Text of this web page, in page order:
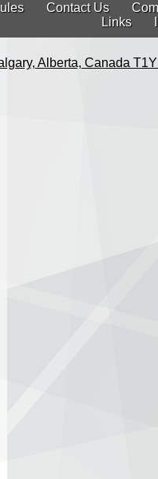
Contact Us
Links
Alberta, Canada